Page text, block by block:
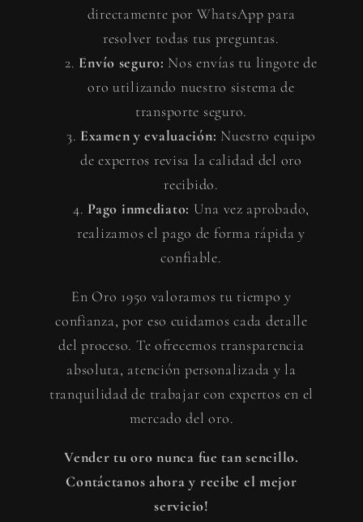
directamente por WhatsApp para
resolver todas tus preguntas.
Envío seguro: Nos envías tu lingote de
oro utilizando nuestro sistema de
transporte seguro.
Examen y evaluación: Nuestro equipo
de expertos revisa la calidad del oro
recibido.
Pago inmediato: Una vez aprobado,
realizamos el pago de forma rápida y
confiable.
En Oro 1950 valoramos tu tiempo y
confianza, por eso cuidamos cada detalle
del proceso. Te ofrecemos transparencia
absoluta, atención personalizada y la
tranquilidad de trabajar con expertos en el
mercado del oro.
Vender tu oro nunca fue tan sencillo.
Contáctanos ahora y recibe el mejor
servicio!